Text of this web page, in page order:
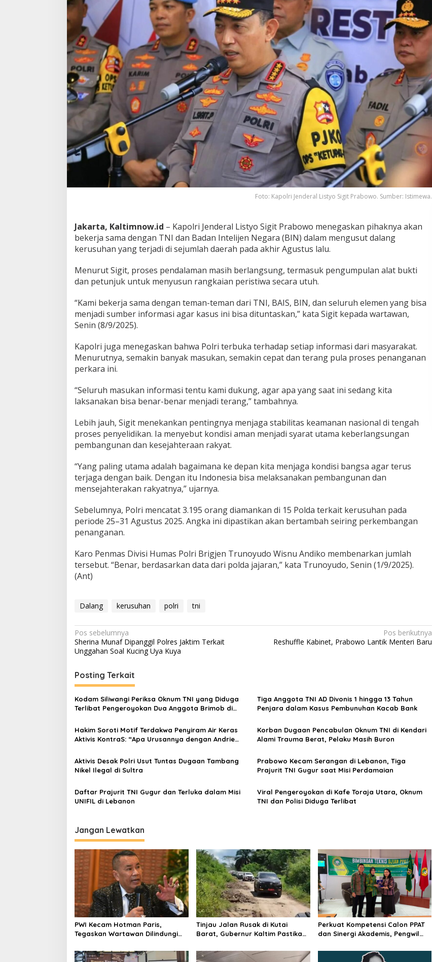
Foto: Kapolri Jenderal Listyo Sigit Prabowo. Sumber: Istimewa.
Jakarta, Kaltimnow.id – Kapolri Jenderal Listyo Sigit Prabowo menegaskan pihaknya akan
bekerja sama dengan TNI dan Badan Intelijen Negara (BIN) dalam mengusut dalang
kerusuhan yang terjadi di sejumlah daerah pada akhir Agustus lalu.
Menurut Sigit, proses pendalaman masih berlangsung, termasuk pengumpulan alat bukti
dan petunjuk untuk menyusun rangkaian peristiwa secara utuh.
“Kami bekerja sama dengan teman-teman dari TNI, BAIS, BIN, dan seluruh elemen yang bisa
menjadi sumber informasi agar kasus ini bisa dituntaskan,” kata Sigit kepada wartawan,
Senin (8/9/2025).
Kapolri juga menegaskan bahwa Polri terbuka terhadap setiap informasi dari masyarakat.
Menurutnya, semakin banyak masukan, semakin cepat dan terang pula proses penanganan
perkara ini.
“Seluruh masukan informasi tentu kami dukung, agar apa yang saat ini sedang kita
laksanakan bisa benar-benar menjadi terang,” tambahnya.
Lebih jauh, Sigit menekankan pentingnya menjaga stabilitas keamanan nasional di tengah
proses penyelidikan. Ia menyebut kondisi aman menjadi syarat utama keberlangsungan
pembangunan dan kesejahteraan rakyat.
“Yang paling utama adalah bagaimana ke depan kita menjaga kondisi bangsa agar terus
terjaga dengan baik. Dengan itu Indonesia bisa melaksanakan pembangunan dan
mensejahterakan rakyatnya,” ujarnya.
Sebelumnya, Polri mencatat 3.195 orang diamankan di 15 Polda terkait kerusuhan pada
periode 25–31 Agustus 2025. Angka ini dipastikan akan bertambah seiring perkembangan
penanganan.
Karo Penmas Divisi Humas Polri Brigjen Trunoyudo Wisnu Andiko membenarkan jumlah
tersebut. “Benar, berdasarkan data dari polda jajaran,” kata Trunoyudo, Senin (1/9/2025).
(Ant)
Dalang kerusuhan polri tni
Navigasi
pos
Pos sebelumnya
Sherina Munaf Dipanggil Polres Jaktim Terkait
Unggahan Soal Kucing Uya Kuya
Pos berikutnya
Reshuffle Kabinet, Prabowo Lantik Menteri Baru
Posting Terkait
Kodam Siliwangi Periksa Oknum TNI yang Diduga
Terlibat Pengeroyokan Dua Anggota Brimob di
Tiga Anggota TNI AD Divonis 1 hingga 13 Tahun
Penjara dalam Kasus Pembunuhan Kacab Bank
Hakim Soroti Motif Terdakwa Penyiram Air Keras
Aktivis KontraS: “Apa Urusannya dengan Andrie
Korban Dugaan Pencabulan Oknum TNI di Kendari
Alami Trauma Berat, Pelaku Masih Buron
Aktivis Desak Polri Usut Tuntas Dugaan Tambang
Nikel Ilegal di Sultra
Prabowo Kecam Serangan di Lebanon, Tiga
Prajurit TNI Gugur saat Misi Perdamaian
Daftar Prajurit TNI Gugur dan Terluka dalam Misi
UNIFIL di Lebanon
Viral Pengeroyokan di Kafe Toraja Utara, Oknum
TNI dan Polisi Diduga Terlibat
Jangan Lewatkan
PWI Kecam Hotman Paris,
Tegaskan Wartawan Dilindungi
Tinjau Jalan Rusak di Kutai
Barat, Gubernur Kaltim Pastikan
Perkuat Kompetensi Calon PPAT
dan Sinergi Akademis, Pengwil
PPAT 2026